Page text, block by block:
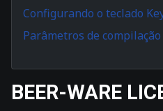
Configurando o teclado
Parâmetros de compilação
BEER-WARE